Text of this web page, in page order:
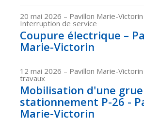
20 mai 2026 – Pavillon Marie-
Interruption de service
Coupure électrique –
Marie-Victorin
12 mai 2026 – Pavillon Marie-
travaux
Mobilisation d'une
stationnement P-26 -
Marie-Victorin